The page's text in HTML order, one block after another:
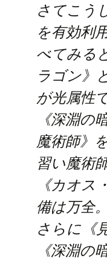
さてこう
を有効利
べてみる
ラゴン》
が光属性
《深淵の
魔術師》
習い魔術
《カオス
備は万全。
さらに《
《深淵の